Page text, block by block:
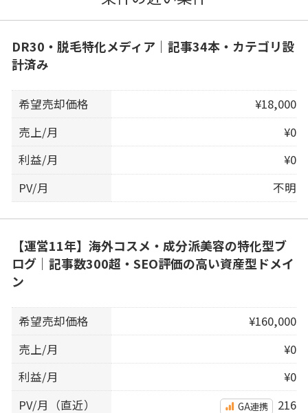
DR30・脱毛特化メディア｜記事34本・カテゴリ設
計済み
希望売却価格
¥18,000
売上/月
¥0
利益/月
¥0
PV/月
不明
【運営11年】海外コスメ・成分派美容の特化型ブ
ログ｜記事数300超・SEO評価の高い資産型ドメイ
ン
希望売却価格
¥160,000
売上/月
¥0
利益/月
¥0
PV/月（直近）
GA連携 216